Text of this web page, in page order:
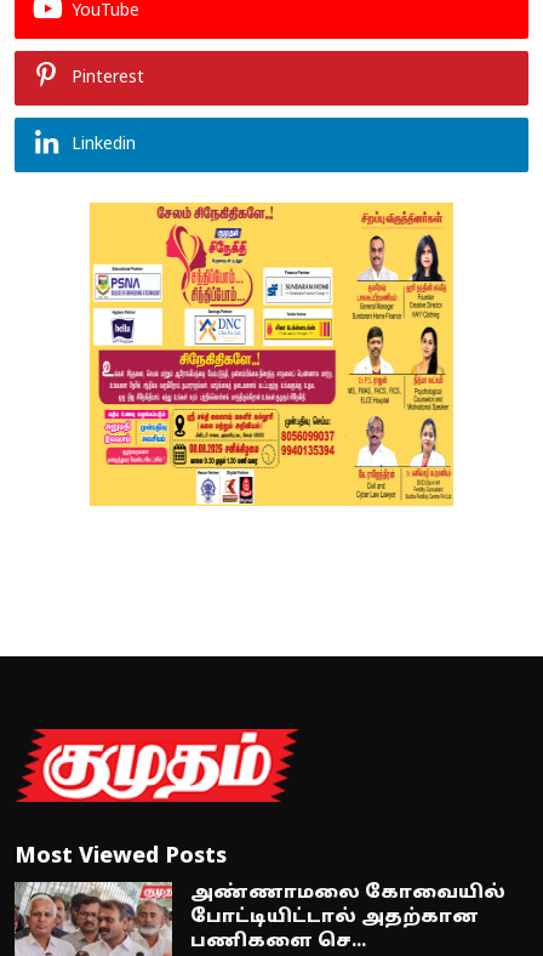
YouTube
Pinterest
Linkedin
Most Viewed Posts
அண்ணாமலை கோவையில்
போட்டியிட்டால் அதற்கான
பணிகளை செ...